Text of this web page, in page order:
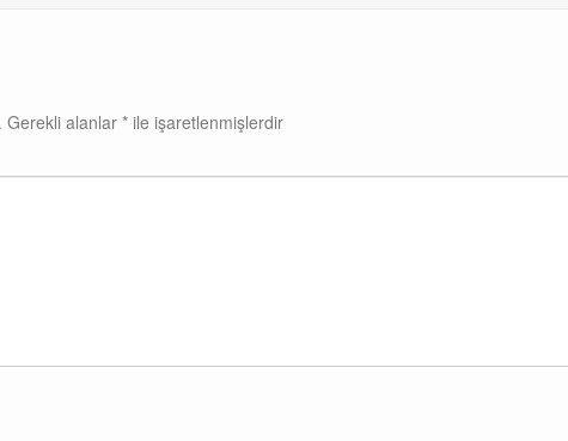
Gerekli alanlar * ile işaretlenmişlerdir